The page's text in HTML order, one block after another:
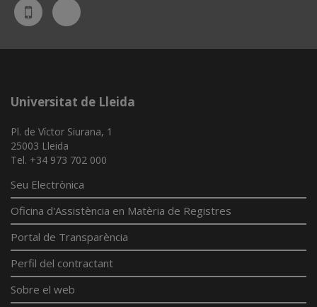
UdL
App
Bluesky
Universitat de Lleida
Pl. de Víctor Siurana, 1
25003 Lleida
Tel. +34 973 702 000
Seu Electrònica
Oficina d'Assistència en Matèria de Registres
Portal de Transparència
Perfil del contractant
Sobre el web